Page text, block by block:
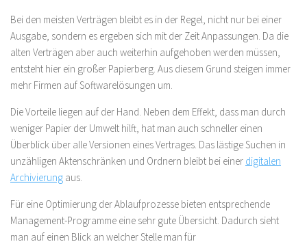
Bei den meisten Verträgen bleibt es in der Regel, nicht nur bei einer
Ausgabe, sondern es ergeben sich mit der Zeit Anpassungen. Da die
alten Verträgen aber auch weiterhin aufgehoben werden müssen,
entsteht hier ein großer Papierberg. Aus diesem Grund steigen immer
mehr Firmen auf Softwarelösungen um.
Die Vorteile liegen auf der Hand. Neben dem Effekt, dass man durch
weniger Papier der Umwelt hilft, hat man auch schneller einen
Überblick über alle Versionen eines Vertrages. Das lästige Suchen in
unzähligen Aktenschränken und Ordnern bleibt bei einer digitalen
Archivierung aus.
Für eine Optimierung der Ablaufprozesse bieten entsprechende
Management-Programme eine sehr gute Übersicht. Dadurch sieht
man auf einen Blick an welcher Stelle man für